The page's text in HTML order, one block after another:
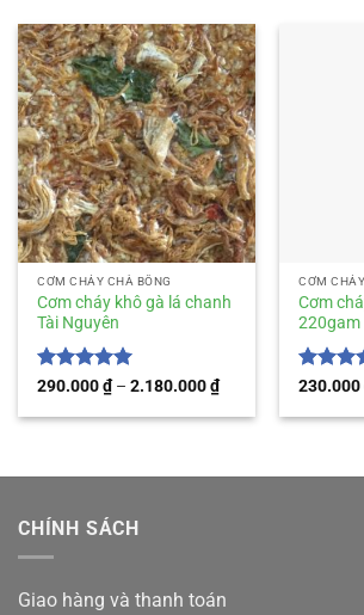
CƠM CHÁY CHÀ BÔNG
Cơm cháy khô gà lá chanh
Tài Nguyên
Được xếp
sao
290.000₫ – 2.180.000₫Khoảng
giá:
từ
CƠM
Cơm
220gam
Được
sao
230.000
CHÍNH SÁCH
Giao hàng và thanh toán